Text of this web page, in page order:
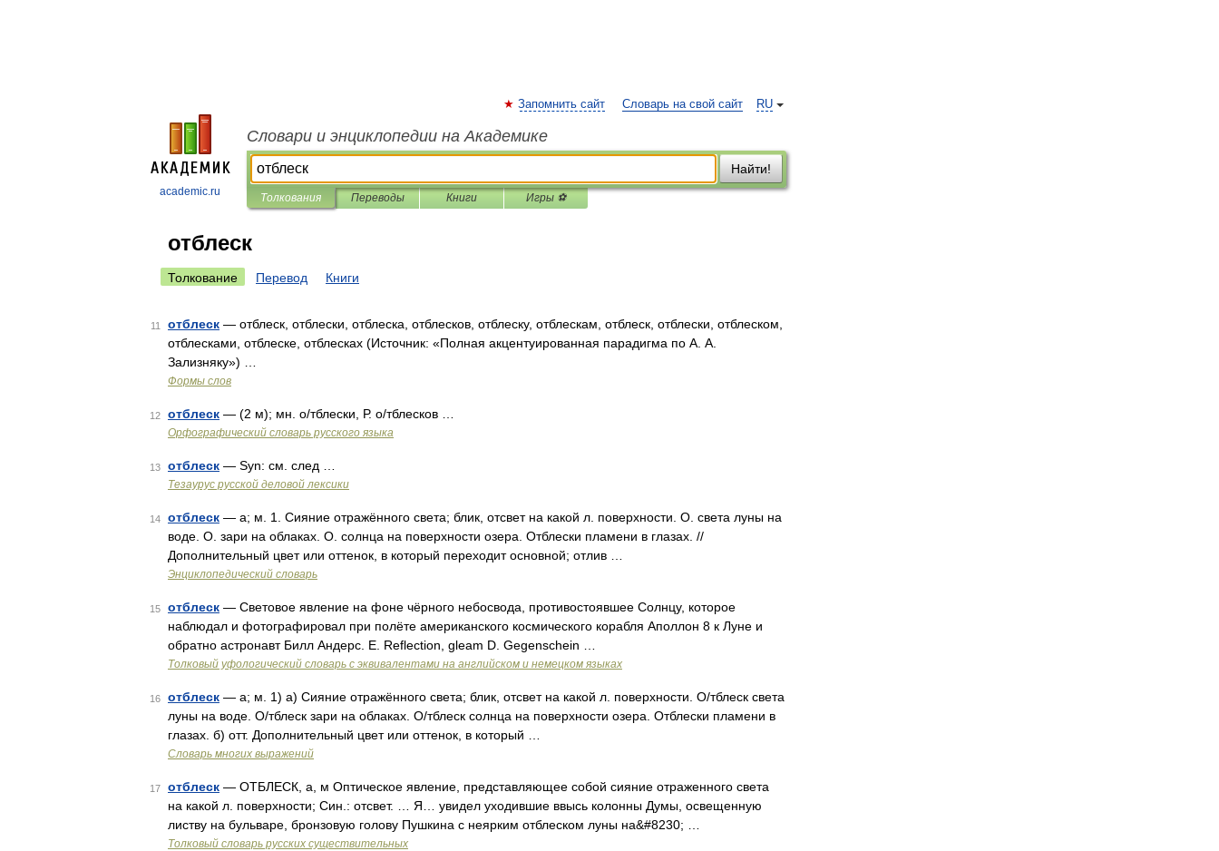
academic.ru
RU
Запомнить сайт Словарь на свой сайт
Словари и энциклопедии на Академике
Найти!
Толкования Переводы Книги Игры ⚽
отблеск
Толкование Перевод Книги
11 отблеск — отблеск, отблески, отблеска, отблесков, отблеску, отблескам, отблеск, отблески, отблеском,
отблесками, отблеске, отблесках (Источник: «Полная акцентуированная парадигма по А. А.
Зализняку») …
Формы слов
12 отблеск — (2 м); мн. о/тблески, Р. о/тблесков …
Орфографический словарь русского языка
13 отблеск — Syn: см. след …
Тезаурус русской деловой лексики
14 отблеск — а; м. 1. Сияние отражённого света; блик, отсвет на какой л. поверхности. О. света луны на
воде. О. зари на облаках. О. солнца на поверхности озера. Отблески пламени в глазах. //
Дополнительный цвет или оттенок, в который переходит основной; отлив …
Энциклопедический словарь
15 отблеск — Световое явление на фоне чёрного небосвода, противостоявшее Солнцу, которое
наблюдал и фотографировал при полёте американского космического корабля Аполлон 8 к Луне и
обратно астронавт Билл Андерс. E. Reflection, gleam D. Gegenschein …
Толковый уфологический словарь с эквивалентами на английском и немецком языках
16 отблеск — а; м. 1) а) Сияние отражённого света; блик, отсвет на какой л. поверхности. О/тблеск света
луны на воде. О/тблеск зари на облаках. О/тблеск солнца на поверхности озера. Отблески пламени в
глазах. б) отт. Дополнительный цвет или оттенок, в который …
Словарь многих выражений
17 отблеск — ОТБЛЕСК, а, м Оптическое явление, представляющее собой сияние отраженного света
на какой л. поверхности; Син.: отсвет. … Я… увидел уходившие ввысь колонны Думы, освещенную
листву на бульваре, бронзовую голову Пушкина с неярким отблеском луны на&#8230; …
Толковый словарь русских существительных